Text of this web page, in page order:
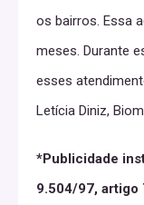
os bairros. Essa
meses. Durante
esses
Letícia Diniz,
*Publicidade
9.504/97, artigo